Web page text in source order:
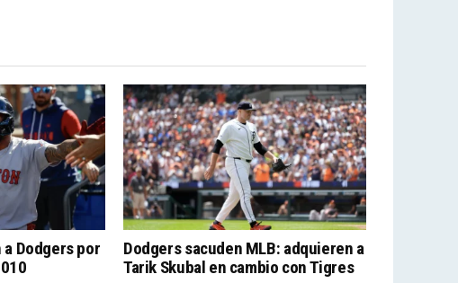
Dodgers por
Dodgers sacuden MLB: adquieren a
Tarik Skubal en cambio con Tigres